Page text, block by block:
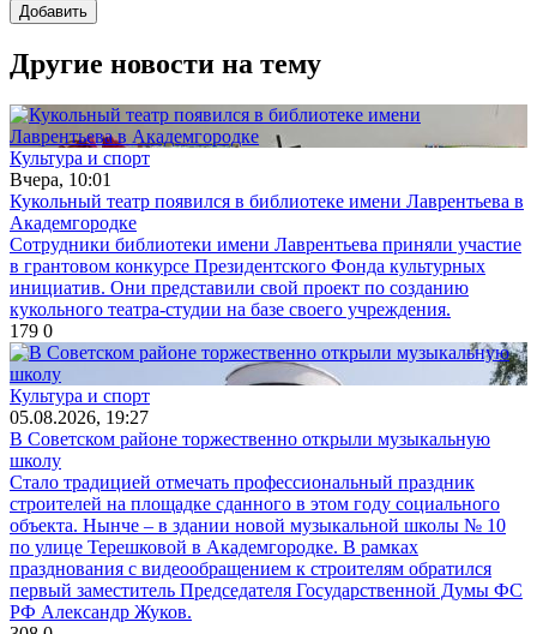
Другие новости на тему
Культура и спорт
Вчера, 10:01
Кукольный театр появился в библиотеке имени Лаврентьева в
Академгородке
Сотрудники библиотеки имени Лаврентьева приняли участие
в грантовом конкурсе Президентского Фонда культурных
инициатив. Они представили свой проект по созданию
кукольного театра-студии на базе своего учреждения.
179 0
Культура и спорт
05.08.2026, 19:27
В Советском районе торжественно открыли музыкальную
школу
Стало традицией отмечать профессиональный праздник
строителей на площадке сданного в этом году социального
объекта. Нынче – в здании новой музыкальной школы № 10
по улице Терешковой в Академгородке. В рамках
празднования с видеообращением к строителям обратился
первый заместитель Председателя Государственной Думы ФС
РФ Александр Жуков.